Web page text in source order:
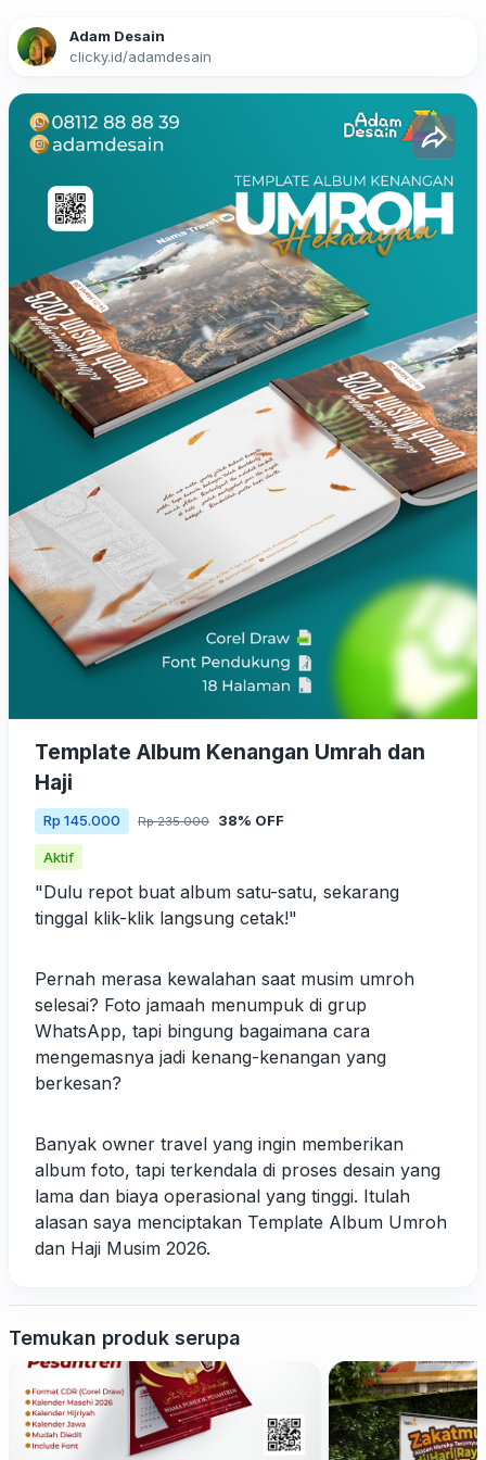
Adam Desain
clicky.id/adamdesain
Template Album Kenangan Umrah dan
Haji
Rp 145.000 Rp 235.000 38% OFF
Aktif
"Dulu repot buat album satu-satu, sekarang
tinggal klik-klik langsung cetak!"
Pernah merasa kewalahan saat musim umroh
selesai? Foto jamaah menumpuk di grup
WhatsApp, tapi bingung bagaimana cara
mengemasnya jadi kenang-kenangan yang
berkesan?
Banyak owner travel yang ingin memberikan
album foto, tapi terkendala di proses desain yang
lama dan biaya operasional yang tinggi. Itulah
alasan saya menciptakan Template Album Umroh
dan Haji Musim 2026.
Temukan produk serupa